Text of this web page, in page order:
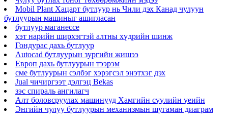
Mobil Plant Хацарт бутлуур нь Чили дэх Канад чулуун
бутлуурын машиныг ашигласан
бутлуур маганессе
хэт нарийн ширхэгтэй алтны хүдрийн шинж
Гондурас дахь бутлуур
Autocad бутлуурын зургийн жишээ
Европ дахь бутлуурын тээрэм
сме бутлуурын сэлбэг хэрэгсэл энэтхэг дэх
Jual чичиргээт дэлгэц Bekas
зэс спираль ангилагч
Алт боловсруулах машинууд Хамгийн сүүлийн үеийн
Энгийн чулуу бутлуурын механизмын шугаман диаграм